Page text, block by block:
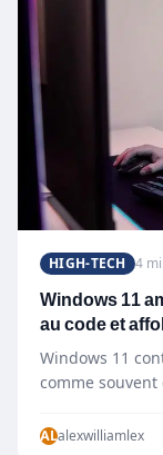
HIGH-TECH 4
Windows 11
au code et
Windows 11
comme souvent
ALalexwilliamlex